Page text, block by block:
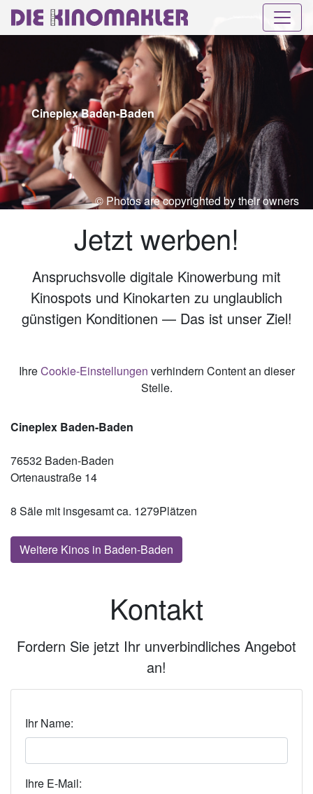
Cineplex Baden-Baden
© Photos are copyrighted by their owners
Jetzt werben!
Anspruchsvolle digitale Kinowerbung mit
Kinospots und Kinokarten zu unglaublich
günstigen Konditionen — Das ist unser Ziel!
IhreCookie-Einstellungen verhindern Content an dieser
Stelle.
Cineplex Baden-Baden
76532 Baden-Baden
Ortenaustraße 14
8 Säle mit insgesamt ca. 1279Plätzen
Weitere Kinos in Baden-Baden
Kontakt
Fordern Sie jetzt Ihr unverbindliches Angebot
an!
Ihr Name:
Ihre E-Mail: